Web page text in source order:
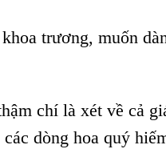
trương, muốn
chí là xét về cả
dòng hoa quý